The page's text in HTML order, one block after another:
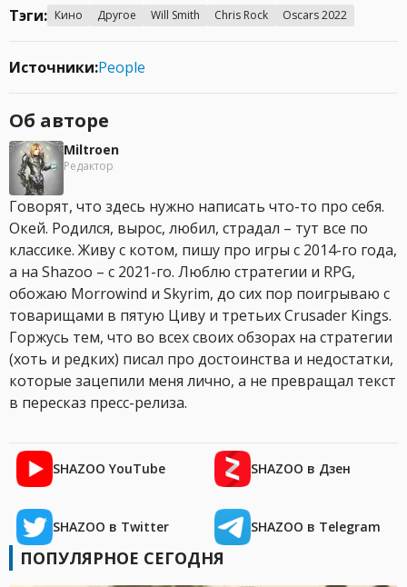
Тэги: Кино Другое Will Smith Chris Rock Oscars 2022
Источники:People
Об авторе
Miltroen
Редактор
Говорят, что здесь нужно написать что-то про себя.
Окей. Родился, вырос, любил, страдал – тут все по
классике. Живу с котом, пишу про игры с 2014-го года,
а на Shazoo – с 2021-го. Люблю стратегии и RPG,
обожаю Morrowind и Skyrim, до сих пор поигрываю с
товарищами в пятую Циву и третьих Crusader Kings.
Горжусь тем, что во всех своих обзорах на стратегии
(хоть и редких) писал про достоинства и недостатки,
которые зацепили меня лично, а не превращал текст
в пересказ пресс-релиза.
SHAZOO YouTube SHAZOO в Дзен
SHAZOO в Twitter SHAZOO в Telegram
ПОПУЛЯРНОЕ СЕГОДНЯ